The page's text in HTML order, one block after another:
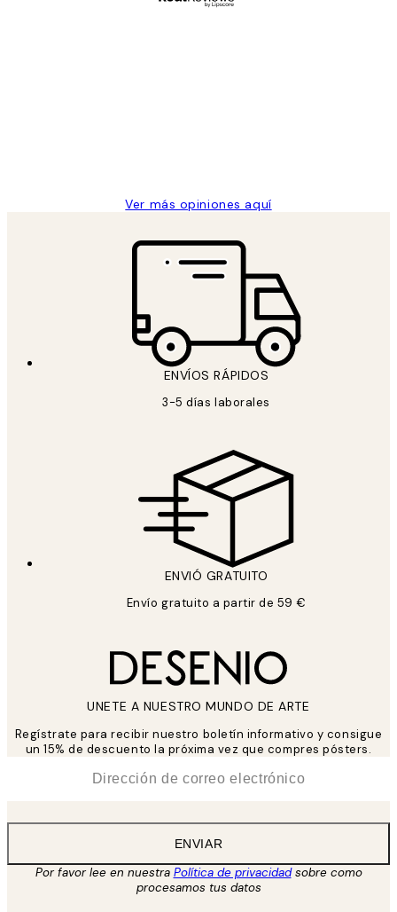
Ver más opiniones aquí
ENVÍOS RÁPIDOS
3-5 días laborales
ENVIÓ GRATUITO
Envío gratuito a partir de 59 €
UNETE A NUESTRO MUNDO DE ARTE
Regístrate para recibir nuestro boletín informativo y consigue
un 15% de descuento la próxima vez que compres pósters.
ENVIAR
Por favor lee en nuestra Política de privacidadsobre como
procesamos tus datos